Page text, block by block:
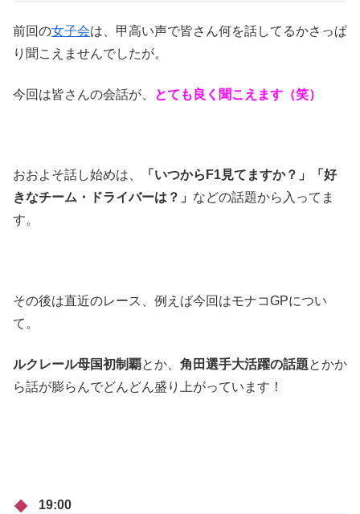
前回の女子会は、甲高い声で皆さん何を話してるかさっぱ
り聞こえませんでしたが。
今回は皆さんの会話が、 とても良く聞こえます（笑）
おおよそ話し始めは、
「いつからF1見てますか？」「好
きなチーム・ドライバーは？」 などの話題から入ってま
す。
その後は直近のレース、例えば今回はモナコGPについ
て。
ルクレール母国初制覇とか、 角田選手大活躍の話題とかか
ら話が膨らんでどんどん盛り上がっています！
19:00